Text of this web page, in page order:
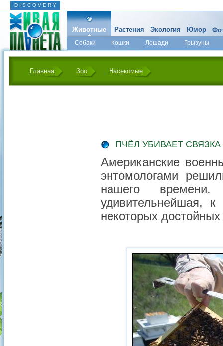
D I S C O V E R Y
Животные
Собаки Кошки Лошади
Грызуны
Микромир
Растения Экология Юмор
Главная Зоо Насекомые
ПЧЁЛ УБИВАЕТ
Американские
энтомологами
нашего
удивительнейшая,
некоторых